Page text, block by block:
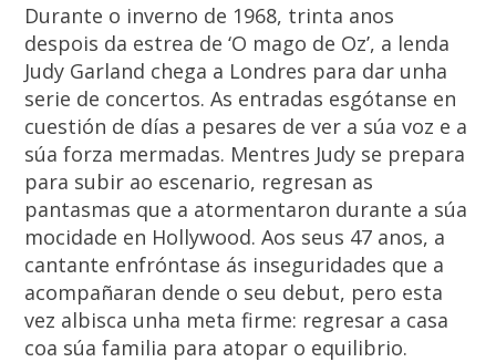
Durante o inverno de 1968, trinta anos
despois da estrea de ‘O mago de Oz’, a lenda
Judy Garland chega a Londres para dar unha
serie de concertos. As entradas esgótanse en
cuestión de días a pesares de ver a súa voz e a
súa forza mermadas. Mentres Judy se prepara
para subir ao escenario, regresan as
pantasmas que a atormentaron durante a súa
mocidade en Hollywood. Aos seus 47 anos, a
cantante enfróntase ás inseguridades que a
acompañaran dende o seu debut, pero esta
vez albisca unha meta firme: regresar a casa
coa súa familia para atopar o equilibrio.